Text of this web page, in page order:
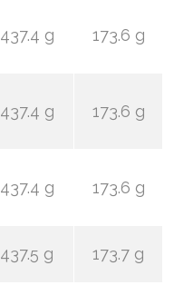
437.4 g 173.6 g
437.4 g 173.6 g
437.4 g 173.6 g
437.5 g 173.7 g